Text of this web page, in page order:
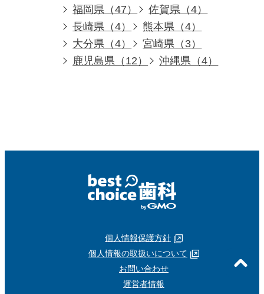
福岡県（47）
佐賀県（4）
長崎県（4）
熊本県（4）
大分県（4）
宮崎県（3）
鹿児島県（12）
沖縄県（4）
個人情報保護方針
個人情報の取扱いについて
お問い合わせ
運営者情報